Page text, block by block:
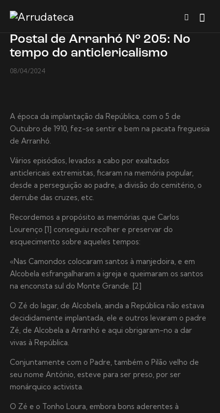
Postal de Arranhó N° 205: No
tempo do anticlericalismo
08/04/2024
A época da implantação da República, com o 5 de
Outubro de 1910, fez-se sentir e bem na pacata freguesia
de Arranhó.
Vários episódios, levados a cabo por exaltados
anticlericais extremistas, ficaram na memória popular,
desde a perseguição ao padre, a divisão do cemitério, o
derrube das cruzes, etc.
Recordemos a propósito as memórias que Carlos
Lourenço [1] conseguiu recolher e preservar do
esquecimento sobre aqueles tempos:
«Nas Camondos colocaram santos à manjedoira, e em
Alcobela esfrangalharam a igreja e queimaram os santos
na enconsta sul do Monte Grande. [2]
O Zé do lagar, de Alcobela, ainda a República não estava
decididamente implantada, ele e outros levaram o padre
Zé, de Alcobela a Arranhó e aqui obrigaram-no a dar
vivas à República.
Conjuntamente com o Padre, também o Pilão velho de
seu nome António, esteve para ser preso, por ser
monárquico activista.
O Zé e o Tonho Loura, embora bons aderentes à